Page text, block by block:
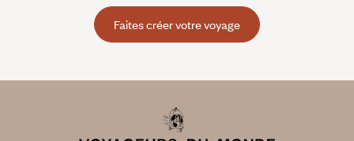
Faites créer votre voyage